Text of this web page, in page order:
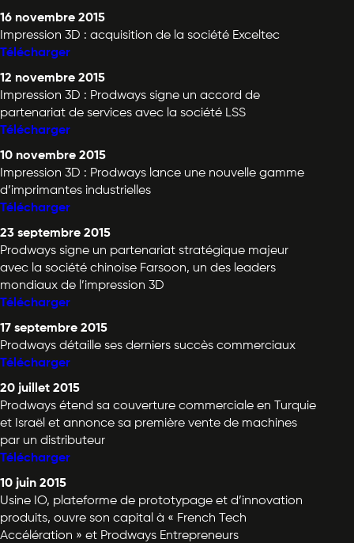
16 novembre 2015
Impression 3D : acquisition de la société Exceltec
Télécharger
12 novembre 2015
Impression 3D : Prodways signe un accord de
partenariat de services avec la société LSS
Télécharger
10 novembre 2015
Impression 3D : Prodways lance une nouvelle gamme
d’imprimantes industrielles
Télécharger
23 septembre 2015
Prodways signe un partenariat stratégique majeur
avec la société chinoise Farsoon, un des leaders
mondiaux de l’impression 3D
Télécharger
17 septembre 2015
Prodways détaille ses derniers succès commerciaux
Télécharger
20 juillet 2015
Prodways étend sa couverture commerciale en Turquie
et Israël et annonce sa première vente de machines
par un distributeur
Télécharger
10 juin 2015
Usine IO, plateforme de prototypage et d’innovation
produits, ouvre son capital à « French Tech
Accélération » et Prodways Entrepreneurs